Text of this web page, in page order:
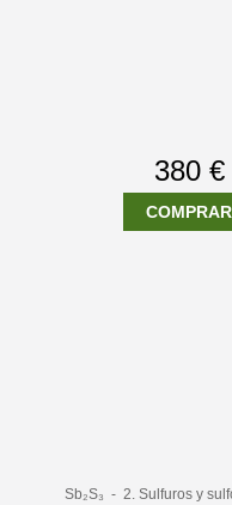
380 €
COMPRAR
Sb₂S₃ - 2. Sulfuros y